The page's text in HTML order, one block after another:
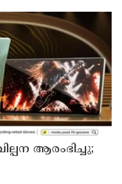
ആരംഭിച്ചു;